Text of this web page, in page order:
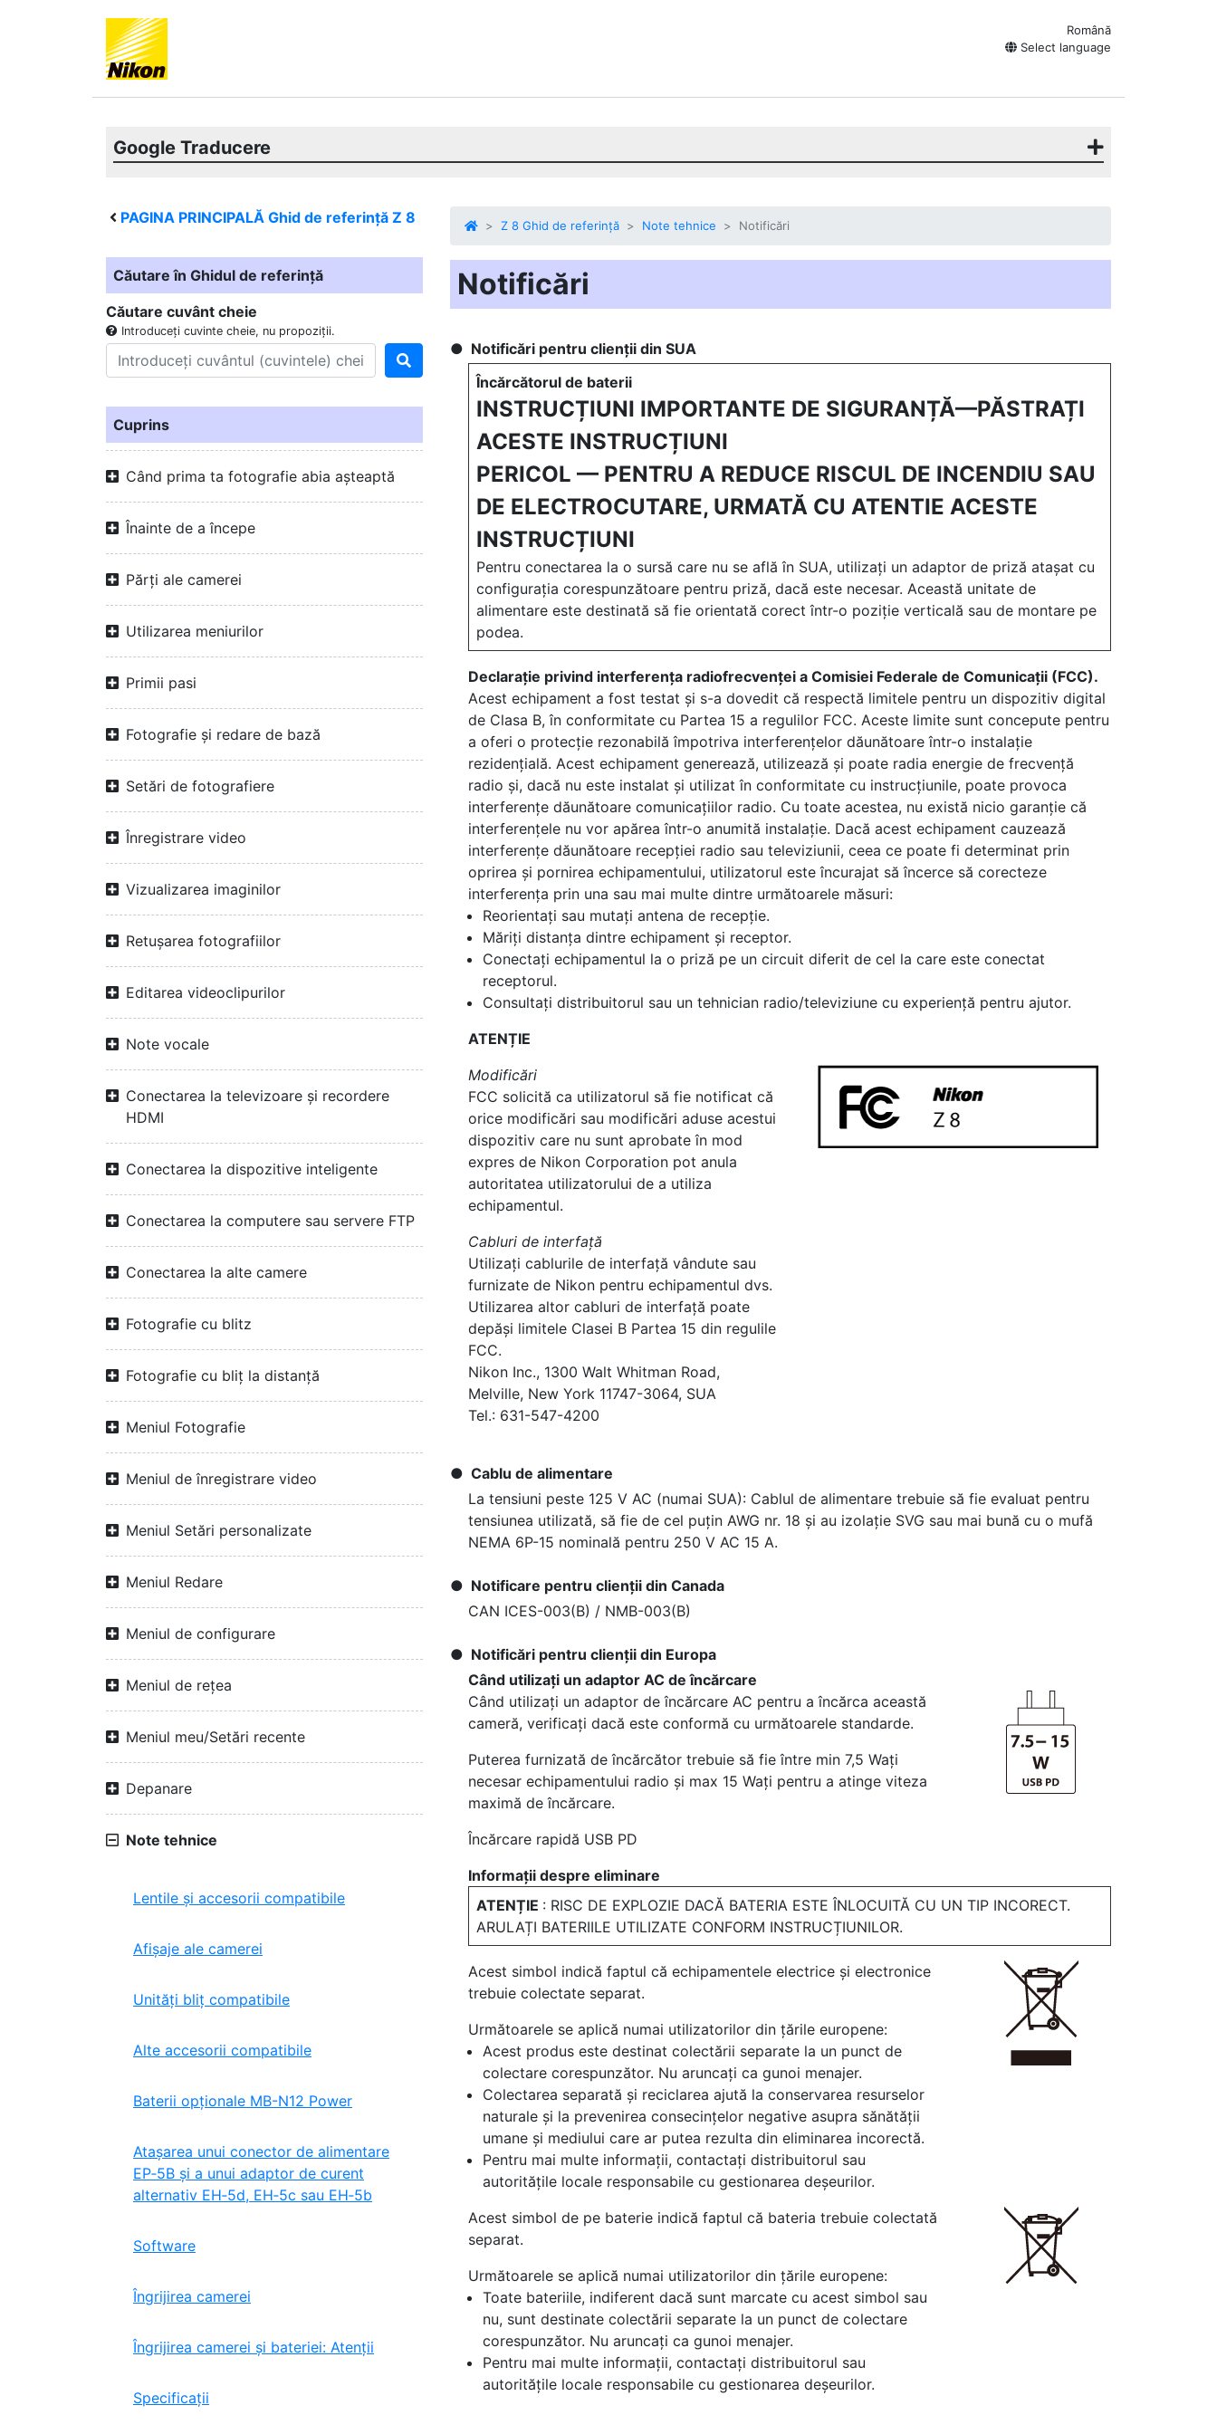
Română
Select language
Google Traducere
PAGINA PRINCIPALĂ Ghid de referință Z 8
Căutare în Ghidul de referință
Căutare cuvânt cheie
Introduceți cuvinte cheie, nu propoziții.
Cuprins
Când prima ta fotografie abia așteaptă
Înainte de a începe
Părți ale camerei
Utilizarea meniurilor
Primii pasi
Fotografie și redare de bază
Setări de fotografiere
Înregistrare video
Vizualizarea imaginilor
Retușarea fotografiilor
Editarea videoclipurilor
Note vocale
Conectarea la televizoare și recordere
HDMI
Conectarea la dispozitive inteligente
Conectarea la computere sau servere FTP
Conectarea la alte camere
Fotografie cu blitz
Fotografie cu bliț la distanță
Meniul Fotografie
Meniul de înregistrare video
Meniul Setări personalizate
Meniul Redare
Meniul de configurare
Meniul de rețea
Meniul meu/Setări recente
Depanare
Note tehnice
Lentile și accesorii compatibile
Afișaje ale camerei
Unități bliț compatibile
Alte accesorii compatibile
Baterii opționale MB-N12 Power
Atașarea unui conector de alimentare
EP‑5B și a unui adaptor de curent
alternativ EH‑5d, EH‑5c sau EH‑5b
Software
Îngrijirea camerei
Îngrijirea camerei și bateriei: Atenții
Specificații
Z 8 Ghid de referință Note tehnice Notificări
Notificări
Notificări pentru clienții din SUA
Încărcătorul de baterii
INSTRUCȚIUNI IMPORTANTE DE SIGURANȚĂ—PĂSTRAȚI
ACESTE INSTRUCȚIUNI
PERICOL — PENTRU A REDUCE RISCUL DE INCENDIU SAU
DE ELECTROCUTARE, URMATĂ CU ATENTIE ACESTE
INSTRUCȚIUNI
Pentru conectarea la o sursă care nu se află în SUA, utilizați un adaptor de priză atașat cu
configurația corespunzătoare pentru priză, dacă este necesar. Această unitate de
alimentare este destinată să fie orientată corect într-o poziție verticală sau de montare pe
podea.
Declarație privind interferența radiofrecvenței a Comisiei Federale de Comunicații (FCC).
Acest echipament a fost testat și s-a dovedit că respectă limitele pentru un dispozitiv digital
de Clasa B, în conformitate cu Partea 15 a regulilor FCC. Aceste limite sunt concepute pentru
a oferi o protecție rezonabilă împotriva interferențelor dăunătoare într-o instalație
rezidențială. Acest echipament generează, utilizează și poate radia energie de frecvență
radio și, dacă nu este instalat și utilizat în conformitate cu instrucțiunile, poate provoca
interferențe dăunătoare comunicațiilor radio. Cu toate acestea, nu există nicio garanție că
interferențele nu vor apărea într-o anumită instalație. Dacă acest echipament cauzează
interferențe dăunătoare recepției radio sau televiziunii, ceea ce poate fi determinat prin
oprirea și pornirea echipamentului, utilizatorul este încurajat să încerce să corecteze
interferența prin una sau mai multe dintre următoarele măsuri:
Reorientați sau mutați antena de recepție.
Măriți distanța dintre echipament și receptor.
Conectați echipamentul la o priză pe un circuit diferit de cel la care este conectat
receptorul.
Consultați distribuitorul sau un tehnician radio/televiziune cu experiență pentru ajutor.
ATENȚIE
Modificări
FCC solicită ca utilizatorul să fie notificat că
orice modificări sau modificări aduse acestui
dispozitiv care nu sunt aprobate în mod
expres de Nikon Corporation pot anula
autoritatea utilizatorului de a utiliza
echipamentul.
Cabluri de interfață
Utilizați cablurile de interfață vândute sau
furnizate de Nikon pentru echipamentul dvs.
Utilizarea altor cabluri de interfață poate
depăși limitele Clasei B Partea 15 din regulile
FCC.
Nikon Inc., 1300 Walt Whitman Road,
Melville, New York 11747-3064, SUA
Tel.: 631-547-4200
Cablu de alimentare
La tensiuni peste 125 V AC (numai SUA): Cablul de alimentare trebuie să fie evaluat pentru
tensiunea utilizată, să fie de cel puțin AWG nr. 18 și au izolație SVG sau mai bună cu o mufă
NEMA 6P-15 nominală pentru 250 V AC 15 A.
Notificare pentru clienții din Canada
CAN ICES-003(B) / NMB-003(B)
Notificări pentru clienții din Europa
Când utilizați un adaptor AC de încărcare
Când utilizați un adaptor de încărcare AC pentru a încărca această
cameră, verificați dacă este conformă cu următoarele standarde.
Puterea furnizată de încărcător trebuie să fie între min 7,5 Wați
necesar echipamentului radio și max 15 Wați pentru a atinge viteza
maximă de încărcare.
Încărcare rapidă USB PD
Informații despre eliminare
ATENȚIE : RISC DE EXPLOZIE DACĂ BATERIA ESTE ÎNLOCUITĂ CU UN TIP INCORECT.
ARULAȚI BATERIILE UTILIZATE CONFORM INSTRUCȚIUNILOR.
Acest simbol indică faptul că echipamentele electrice și electronice
trebuie colectate separat.
Următoarele se aplică numai utilizatorilor din țările europene:
Acest produs este destinat colectării separate la un punct de
colectare corespunzător. Nu aruncați ca gunoi menajer.
Colectarea separată și reciclarea ajută la conservarea resurselor
naturale și la prevenirea consecințelor negative asupra sănătății
umane și mediului care ar putea rezulta din eliminarea incorectă.
Pentru mai multe informații, contactați distribuitorul sau
autoritățile locale responsabile cu gestionarea deșeurilor.
Acest simbol de pe baterie indică faptul că bateria trebuie colectată
separat.
Următoarele se aplică numai utilizatorilor din țările europene:
Toate bateriile, indiferent dacă sunt marcate cu acest simbol sau
nu, sunt destinate colectării separate la un punct de colectare
corespunzător. Nu aruncați ca gunoi menajer.
Pentru mai multe informații, contactați distribuitorul sau
autoritățile locale responsabile cu gestionarea deșeurilor.